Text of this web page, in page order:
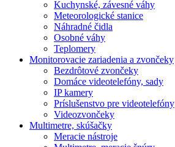
Kuchynské, závesné váhy
Meteorologické stanice
Náhradné čidla
Osobné váhy
Teplomery
Monitorovacie zariadenia a zvončeky
Bezdrôtové zvončeky
Domáce videotelefóny, sady
IP kamery
Príslušenstvo pre videotelefóny
Videozvončeky
Multimetre, skúšačky
Meracie nástroje